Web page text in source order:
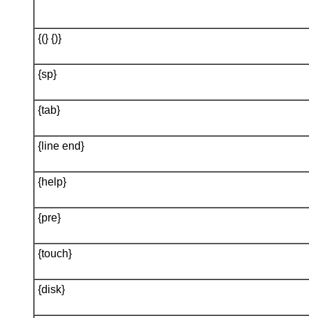
{(} {)}
{sp}
{tab}
{line end}
{help}
{pre}
{touch}
{disk}